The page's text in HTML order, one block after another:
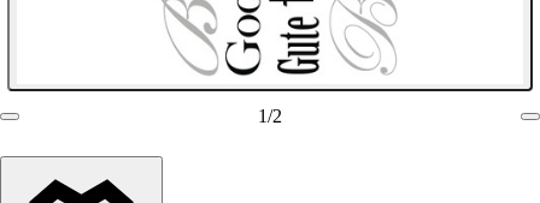
1/2